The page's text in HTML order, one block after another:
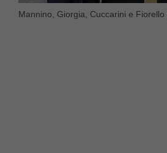
Mannino, Giorgia, Cuccarini e